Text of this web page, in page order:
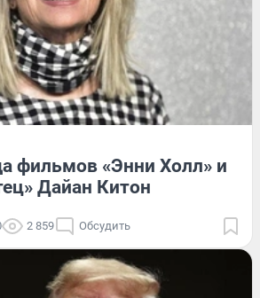
фильмов «Энни Холл» и
Дайан Китон
2 859 Обсудить